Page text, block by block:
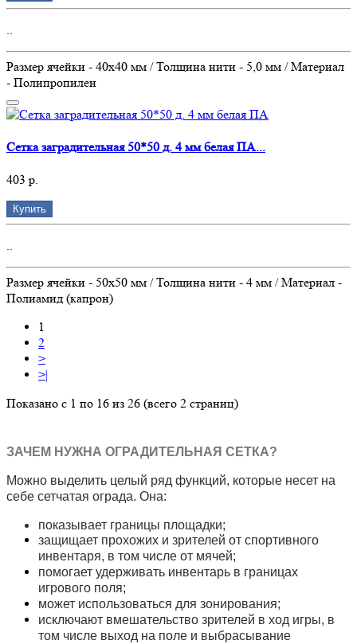
Размер ячейки - 40х40 мм / Толщина нити - 5,0 мм / Материал
- Полипропилен
Сетка заградительная 50*50 д. 4 мм белая ПА...
403 р.
Купить
..
Размер ячейки - 50х50 мм / Толщина нити - 4 мм / Материал -
Полиамид (капрон)
1
2
>
>|
Показано с 1 по 16 из 26 (всего 2 страниц)
ЗАЧЕМ НУЖНА ОГРАДИТЕЛЬНАЯ СЕТКА?
Можно выделить целый ряд функций, которые несет на
себе сетчатая ограда. Она:
показывает границы площадки;
защищает прохожих и зрителей от спортивного
инвентаря, в том числе от мячей;
помогает удерживать инвентарь в границах
игрового поля;
может использоваться для зонирования;
исключают вмешательство зрителей в ход игры, в
том числе выход на поле и выбрасывание